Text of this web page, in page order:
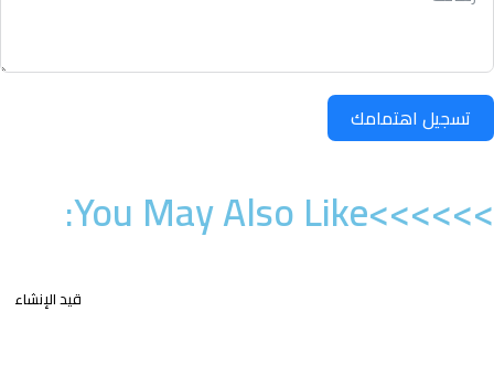
تسجيل اهتمامك
>>>>>>You May Also Like:
قيد الإنشاء